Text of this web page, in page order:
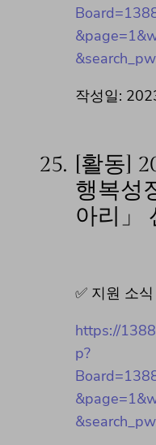
작성일:
25.
[활동]
행복성
아리」
✅ 지원 소
https://
p?